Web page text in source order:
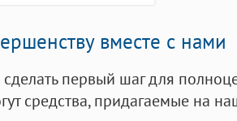
вместе с нами
первый шаг для
средства, придагаемые на